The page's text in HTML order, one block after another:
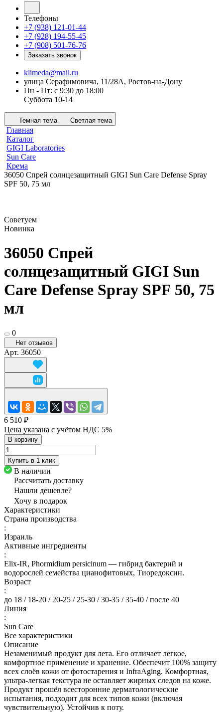
Телефоны
+7 (938) 121-01-44
+7 (928) 194-55-45
+7 (908) 501-76-76
Заказать звонок
klimeda@mail.ru
улица Серафимовича, 11/28А, Ростов-на-Дону
Пн - Пт: с 9:30 до 18:00
Суббота 10-14
Темная тема Светлая тема
Главная
Каталог
GIGI Laboratories
Sun Care
Крема
36050 Спрей солнцезащитный GIGI Sun Care Defense Spray
SPF 50, 75 мл
Советуем
Новинка
36050 Спрей
солнцезащитный GIGI Sun
Care Defense Spray SPF 50, 75
мл
0
Нет отзывов
Арт. 36050
6 510 ₽
Цена указана с учётом НДС 5%
В корзину
Купить в 1 клик
В наличии
Рассчитать доставку
Нашли дешевле?
Хочу в подарок
Характеристики
Страна производства
:
Израиль
Активные ингредиенты
:
Elix-IR, Phormidium persicinum — гибрид бактерий и
водорослей семейства цианофитовых, Тиоредоксин.
Возраст
:
до 18 / 18-20 / 20-25 / 25-30 / 30-35 / 35-40 / после 40
Линия
:
Sun Care
Все характеристики
Описание
Незаменимый продукт для лета. Его отличает легкое,
комфортное применение и хранение. Обеспечит 100% защиту
всех слоёв кожи от фотостарения и InfraAging. Комфортная,
ультра-легкая текстура не оставляет жирных следов на коже.
Продукт прошёл всесторонние дерматологические
испытания, подходит для всех типов кожи (включая
чувствительную). Устойчив к поту.